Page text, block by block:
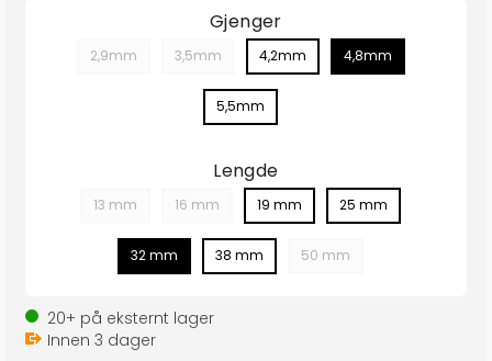
Gjenger
2,9mm 3,5mm 4,2mm 4,8mm
5,5mm
Lengde
13 mm 16 mm 19 mm 25 mm
32 mm 38 mm 50 mm
20+ på eksternt lager
Innen 3 dager